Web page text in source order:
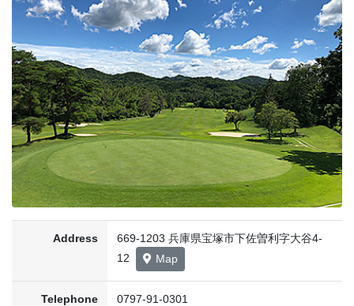
Address
669-1203 兵庫県宝塚市下佐曽利字大谷4-
12
Map
Telephone
0797-91-0301